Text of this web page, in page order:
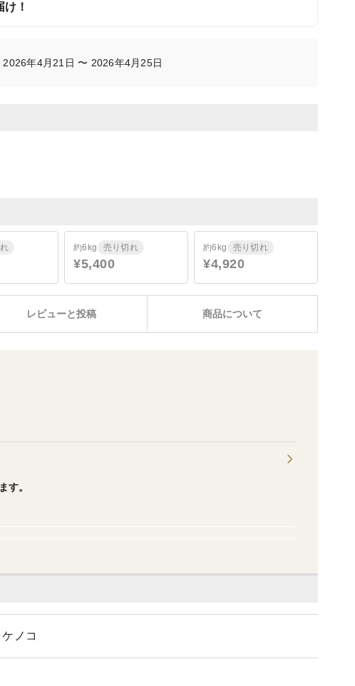
！
2026年4月21日 〜 2026年4月25日
約6kg 売り切れ
¥5,400
約6kg 売り切れ
¥4,920
レビューと投稿 商品について
ノコ
す。